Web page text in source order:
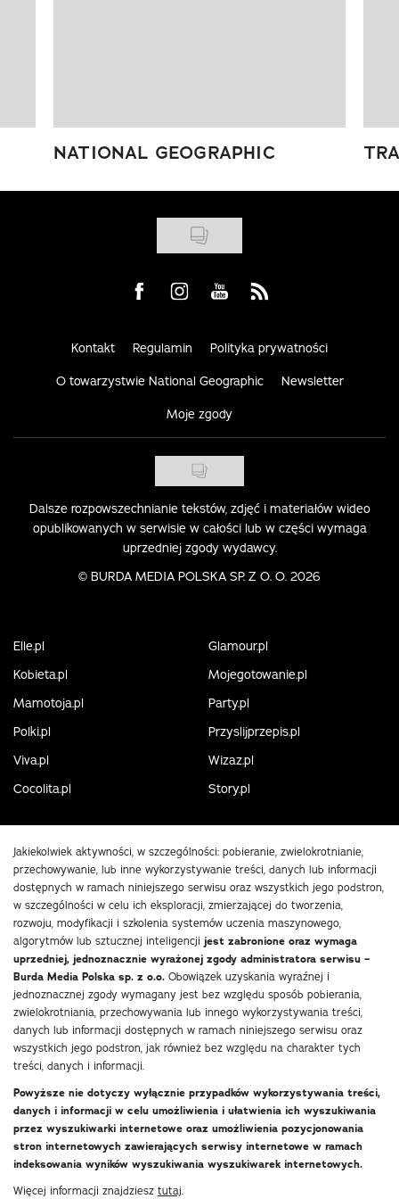
NATIONAL GEOGRAPHIC
Visit us on Facebook
Visit us on Instagram
Visit us on Youtube
Visit us on Rss
Kontakt Regulamin Polityka prywatności
O towarzystwie National Geographic Newsletter
Moje zgody
Dalsze rozpowszechnianie tekstów, zdjęć i materiałów wideo
opublikowanych w serwisie w całości lub w części wymaga
uprzedniej zgody wydawcy.
© BURDA MEDIA POLSKA SP. Z O. O. 2026
Elle.pl
Glamour.pl
Kobieta.pl
Mojegotowanie.pl
Mamotoja.pl
Party.pl
Polki.pl
Przyslijprzepis.pl
Viva.pl
Wizaz.pl
Cocolita.pl
Story.pl
Jakiekolwiek aktywności, w szczególności: pobieranie, zwielokrotnianie,
przechowywanie, lub inne wykorzystywanie treści, danych lub informacji
dostępnych w ramach niniejszego serwisu oraz wszystkich jego podstron,
w szczególności w celu ich eksploracji, zmierzającej do tworzenia,
rozwoju, modyfikacji i szkolenia systemów uczenia maszynowego,
algorytmów lub sztucznej inteligencji jest zabronione oraz wymaga
uprzedniej, jednoznacznie wyrażonej zgody administratora serwisu –
Burda Media Polska sp. z o.o. Obowiązek uzyskania wyraźnej i
jednoznacznej zgody wymagany jest bez względu sposób pobierania,
zwielokrotniania, przechowywania lub innego wykorzystywania treści,
danych lub informacji dostępnych w ramach niniejszego serwisu oraz
wszystkich jego podstron, jak również bez względu na charakter tych
treści, danych i informacji.
Powyższe nie dotyczy wyłącznie przypadków wykorzystywania treści,
danych i informacji w celu umożliwienia i ułatwienia ich wyszukiwania
przez wyszukiwarki internetowe oraz umożliwienia pozycjonowania
stron internetowych zawierających serwisy internetowe w ramach
indeksowania wyników wyszukiwania wyszukiwarek internetowych.
Więcej informacji znajdziesz tutaj.